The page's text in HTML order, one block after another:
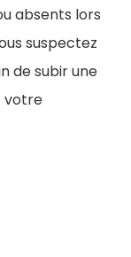
absents lors
suspectez
de subir une
votre